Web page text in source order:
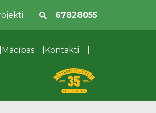
67828055
Mācības Kontakti